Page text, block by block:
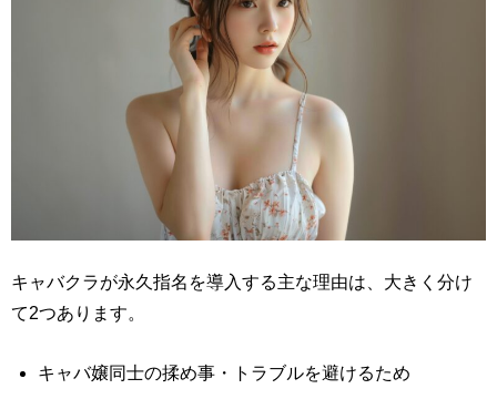
キャバクラが永久指名を導入する主な理由は、大きく分け
て2つあります。
キャバ嬢同士の揉め事・トラブルを避けるため